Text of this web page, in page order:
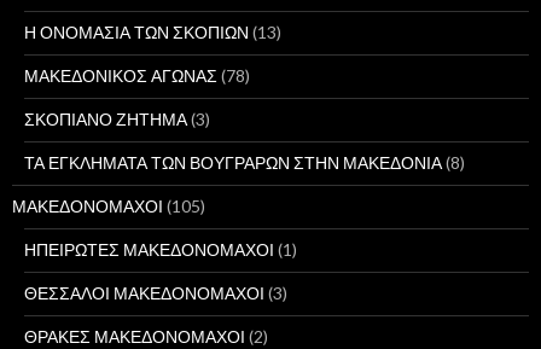
Η ΟΝΟΜΑΣΙΑ ΤΩΝ ΣΚΟΠΙΩΝ (13)
ΜΑΚΕΔΟΝΙΚΟΣ ΑΓΩΝΑΣ (78)
ΣΚΟΠΙΑΝΟ ΖΗΤΗΜΑ(3)
ΤΑ ΕΓΚΛΗΜΑΤΑ ΤΩΝ ΒΟΥΓΡΑΡΩΝ ΣΤΗΝ ΜΑΚΕΔΟΝΙΑ(8)
ΜΑΚΕΔΟΝΟΜΑΧΟΙ (105)
ΗΠΕΙΡΩΤΕΣ ΜΑΚΕΔΟΝΟΜΑΧΟΙ (1)
ΘΕΣΣΑΛΟΙ ΜΑΚΕΔΟΝΟΜΑΧΟΙ (3)
ΘΡΑΚΕΣ ΜΑΚΕΔΟΝΟΜΑΧΟΙ (2)